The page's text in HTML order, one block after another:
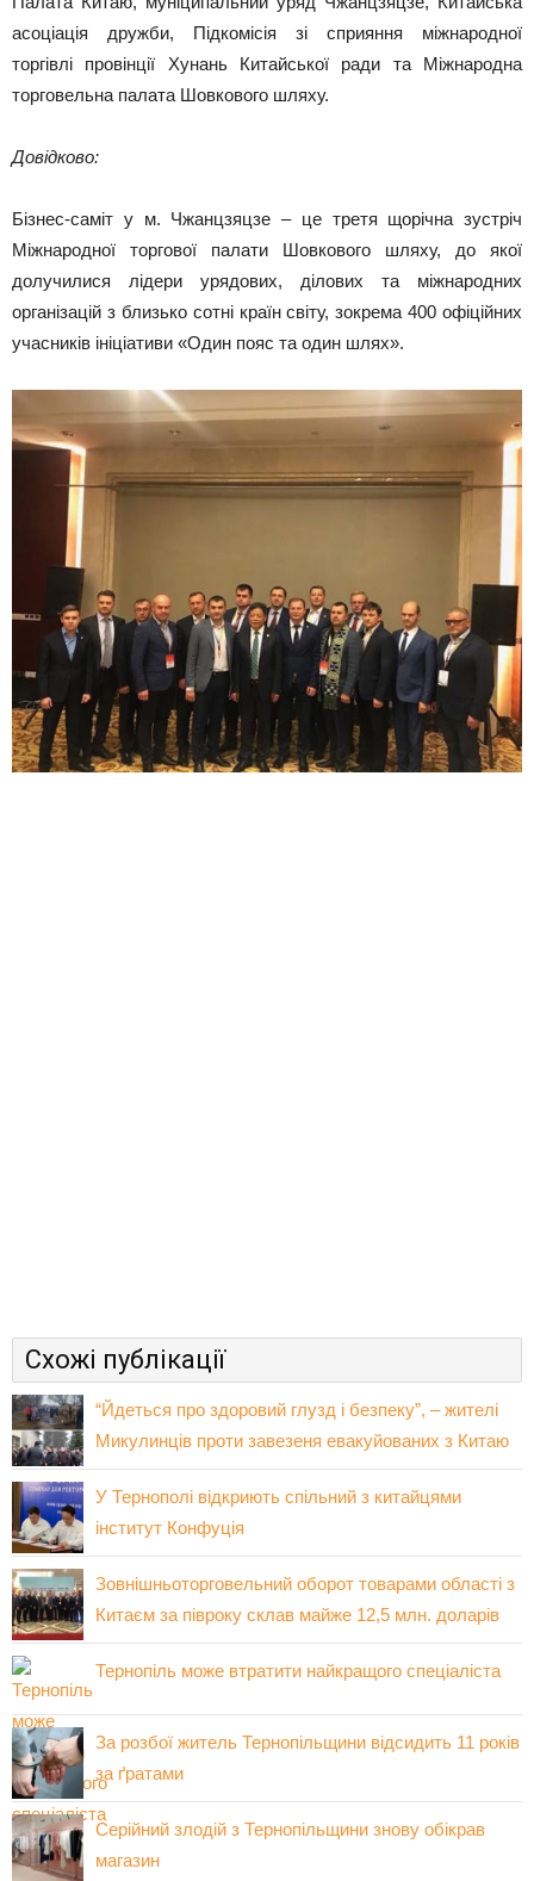
асоціація дружби, Підкомісія зі сприяння міжнародної
торгівлі провінції Хунань Китайської ради та Міжнародна
торговельна палата Шовкового шляху.
Довідково:
Бізнес-саміт у м. Чжанцзяцзе – це третя щорічна зустріч
Міжнародної торгової палати Шовкового шляху, до якої
долучилися лідери урядових, ділових та міжнародних
організацій з близько сотні країн світу, зокрема 400 офіційних
учасників ініціативи «Один пояс та один шлях».
Схожі публікації
“Йдеться про здоровий глузд і безпеку”, – жителі
Микулинців проти завезеня евакуйованих з Китаю
У Тернополі відкриють спільний з китайцями
інститут Конфуція
Зовнішньоторговельний оборот товарами області з
Китаєм за півроку склав майже 12,5 млн. доларів
Тернопіль може втратити найкращого спеціаліста
За розбої житель Тернопільщини відсидить 11 років
за ґратами
Серійний злодій з Тернопільщини знову обікрав
магазин